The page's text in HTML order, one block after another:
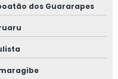
dos Guararapes